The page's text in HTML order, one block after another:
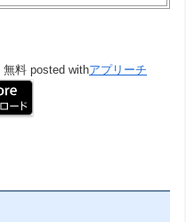
無料 posted withアプリーチ